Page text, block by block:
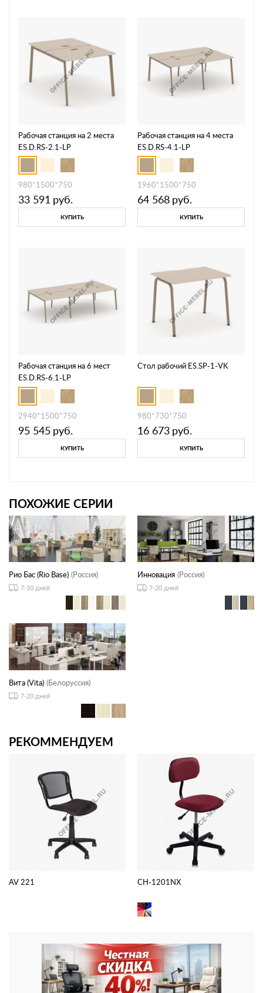
Рабочая станция на 2 места
ES.D.RS-2.1-LP
980*1500*750
33 591 руб.
КУПИТЬ
Рабочая станция на 4 места
ES.D.RS-4.1-LP
1960*1500*750
64 568 руб.
КУПИТЬ
Рабочая станция на 6 мест
ES.D.RS-6.1-LP
2940*1500*750
95 545 руб.
КУПИТЬ
Стол рабочий ES.SP-1-VK
980*730*750
16 673 руб.
КУПИТЬ
ПОХОЖИЕ СЕРИИ
Рио Бас (Rio Base) (Россия)
7-20 дней
Инновация (Россия)
7-20 дней
Вита (Vita) (Белоруссия)
7-20 дней
РЕКОММЕНДУЕМ
AV 221 CH-1201NX